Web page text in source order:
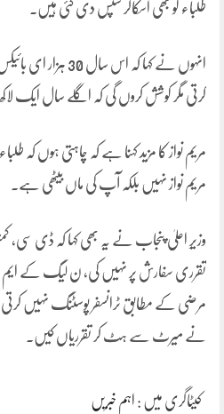
طلباء کو بھی اسکالر شپس دی گئی ہیں۔
انہوں نے کہا کہ اس
کرتی مگر کوشش کروں گی کہ اگلے سال ایک
مریم نواز کا مزید کہنا ہے کہ چاہتی ہوں کہ
مریم نواز نہیں بلکہ آپ کی ماں بیٹھی ہے۔
وزیرِ اعلیٰ پنجاب نے یہ بھی کہا کہ ڈی سی،
تقرری سفارش پر نہیں کی، ن لیگ کے ایم
مرضی کے مطابق ٹرانسفر پوسٹنگ نہیں کرتی
نے میرٹ سے ہٹ کر تقرریاں کیں۔
کیٹاگری میں : اہم خبریں